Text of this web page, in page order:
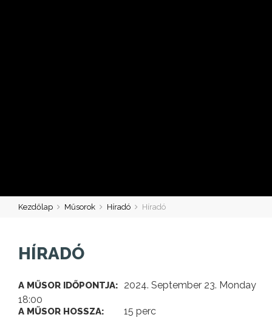
Kezdőlap Műsorok Híradó Híradó
HÍRADÓ
A MŰSOR IDŐPONTJA:
2024. September 23. Monday
18:00
A MŰSOR HOSSZA: 15 perc